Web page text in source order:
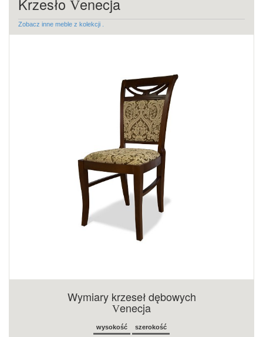
Krzesło Venecja
Zobacz inne meble z kolekcji .
Wymiary krzeseł dębowych
Venecja
wysokość
szerokość